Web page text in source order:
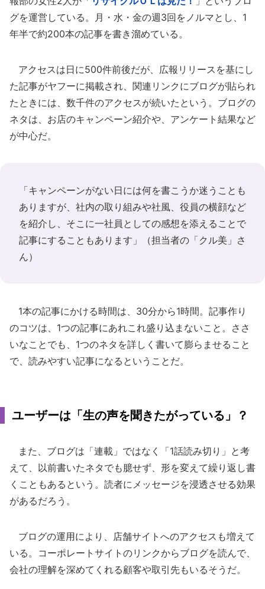
グを運営している。月・水・金の週3回をノルマとし、1
年半で約200本の記事を書き溜めている。
アクセスは日に500件前後だが、広報リリースを基にし
た記事がヤフーに掲載され、関連リンクにブログが貼られ
たときには、数千件のアクセスが続いたという。ブログの
ネタは、お店のキャンペーン紹介や、アンケート結果など
が中心だ。
「キャンペーンがない日には何を書こうか迷うことも
ありますが、社内の取り組みや社風、役員の横顔など
を紹介し、そこに一社員としての感想を添えることで
記事にすることもあります」（担当者の「クル美」さ
ん）
1本の記事にかける時間は、30分から1時間。記事作り
のコツは、1つの記事にあれこれ盛り込まないこと。ささ
いなことでも、1つのネタを詳しく書いて膨らませること
で、読みやすい記事になるということだ。
ユーザーは「生の声を聞きたがっている」？
また、ブログは「連載」ではなく「1話読み切り」と考
えて、以前書いたネタでも臆せず、形を変えて繰り返し書
くこともあるという。読者にメッセージを浸透させる効果
があるだろう。
ブログの運用により、店舗サイトへのアクセスも増えて
いる。コーポレートサイトのリンクからブログを読んで、
会社の理解を深めてくれる顧客や取引先もいるそうだ。